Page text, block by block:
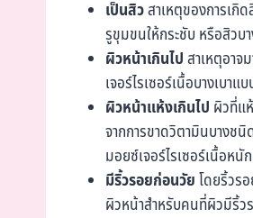
เป็นสิวสาเหตุของการเกิ
รูขุมขนให้กระชับ หรือสิวบ
ผิวหน้าเกินไปสาเหตุอาจ
เจอร์ไรเซอร์เนื้อบางเบา
ผิวหน้าแห้งเกินไป ผิวที่แ
จากการขาดวิตามินบางช
มอยซ์เจอร์ไรเซอร์เนื้อห
มีริ้วรอยก่อนวัยโดยริ้วร
ผิวหน้าสำหรับคนที่ผิวมีริ้